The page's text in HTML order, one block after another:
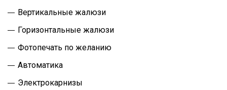
Вертикальные жалюзи
Горизонтальные жалюзи
Фотопечать по желанию
Автоматика
Электрокарнизы